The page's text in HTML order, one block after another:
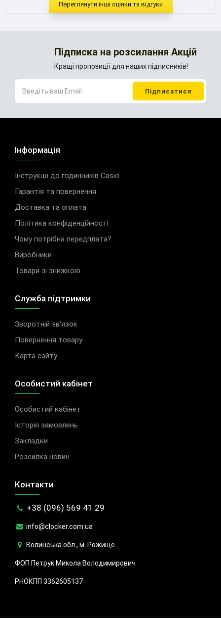
Переглянути інші оцінки та відгуки
Підписка на розсилання Акцій
Кращі пропозиції для наших підписників!
Інформація
Інструкції до годинників Casio
Гарантія та повернення
Доставка та оплата
Політика конфіденційності
Чому потрібна передплата?
Виробники
Товари зі знижкою
Служба підтримки
Зворотній зв'язок
Повернення товару
Карта сайту
Особистий кабінет
Особистий кабінет
Історія замовлень
Закладки
Розсилка новин
Контакти
+38 (096) 569 41 29
info@clocker.com.ua
Волинська обл., м. Рожище
ФОП Петрук Микола Володимирович
РНОКПП 3362605137